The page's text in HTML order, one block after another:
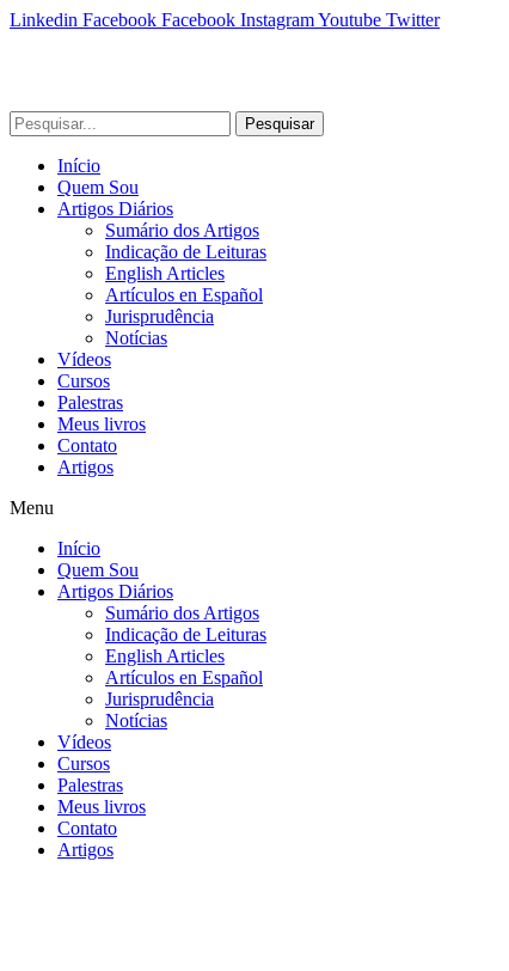
Linkedin Facebook Facebook InstagramYoutube Twitter
Pesquisar
Início
Quem Sou
Artigos Diários
Sumário dos Artigos
Indicação de Leituras
English Articles
Artículos en Español
Jurisprudência
Notícias
Vídeos
Cursos
Palestras
Meus livros
Contato
Artigos
Menu
Início
Quem Sou
Artigos Diários
Sumário dos Artigos
Indicação de Leituras
English Articles
Artículos en Español
Jurisprudência
Notícias
Vídeos
Cursos
Palestras
Meus livros
Contato
Artigos